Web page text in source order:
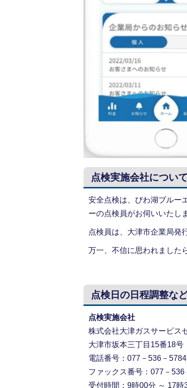
点検実施会社について
安全点検は、びわ湖ブルー
ーの点検員がお伺いいたし
点検員は、大津市企業局発
万一、不信に思われました
点検日の日程調整な
点検実施会社
株式会社大津ガスサービス
大津市坂本三丁目15番18号
電話番号：077－536－
ファックス番号：077－536
受付時間：9時00分 ～ 17時